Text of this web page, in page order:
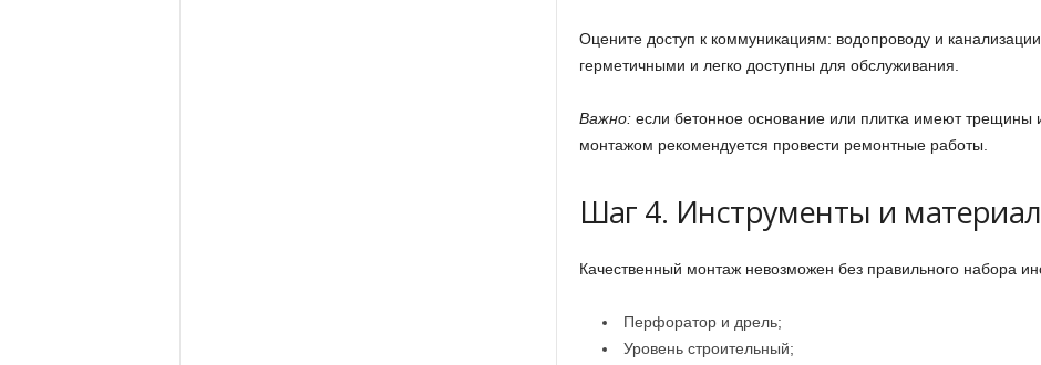
Оцените доступ к коммуникациям: водопроводу и
герметичными и легко доступны для обслуживания.
Важно:если бетонное основание или плитка имеют трещины
монтажом рекомендуется провести ремонтные работы.
Шаг 4. Инструменты и
Качественный монтаж невозможен без правильного набора
Перфоратор и дрель;
Уровень строительный;